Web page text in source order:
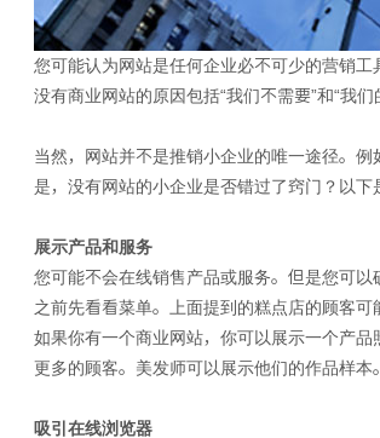
您可能认为网站是任何企业必不可少的营销
没有商业网站的原因包括“我们不需要”和“我
当然，网站并不是推销小企业的唯一途径。
是，没有网站的小企业是否错过了窍门？以
展示产品和服务
您可能不会在线销售产品或服务。但是您可
之前先看看菜单。上面提到的糕点店的顾客
如果你有一个商业网站，你可以展示一个产
更多的顾客。美发师可以展示他们的作品样本
吸引在线浏览器